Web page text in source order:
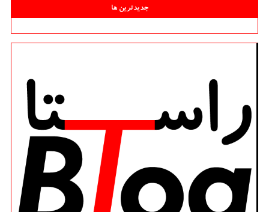
جدیدترین ها